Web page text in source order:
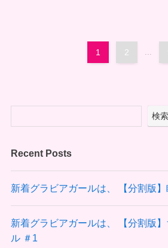
1 2 ...
検索
Recent Posts
新着グラビアガールは、 【分割版
新着グラビアガールは、 【分割版
ル ＃1